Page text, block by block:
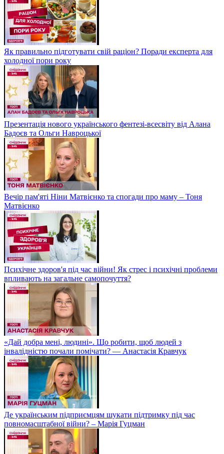
Як правильно підготувати свій раціон? Поради експерта для
холодної пори року
Презентація нового українського фентезі-всесвіту від Алана
Бадоєв та Ольги Навроцької
Вечір пам'яті Ніни Матвієнко та спогади про маму – Тоня
Матвієнко
Психічне здоров'я під час війни! Як стрес і психічні проблеми
впливають на загальне самопочуття?
«Дай добра мені, людині». Що робити, щоб людей з
інвалідністю почали помічати? — Анастасія Кравчук
Де українським підприємцям шукати підтримку під час
повномасштабної війни? – Марія Гуцман